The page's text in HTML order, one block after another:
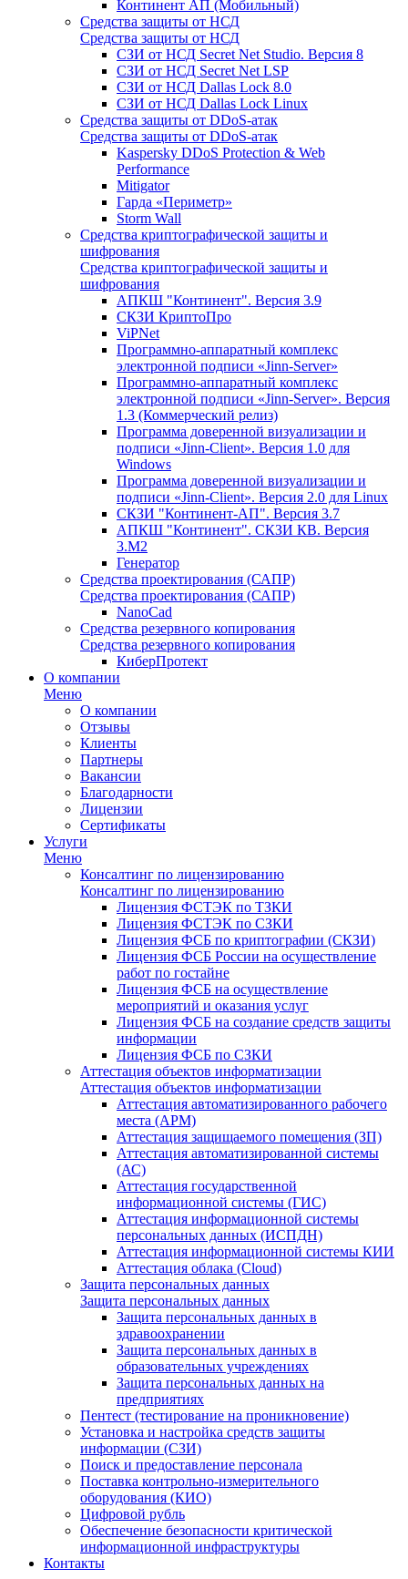
Континент АП (Мобильный)
Средства защиты от НСД
Средства защиты от НСД
СЗИ от НСД Secret Net Studio. Версия 8
СЗИ от НСД Secret Net LSP
СЗИ от НСД Dallas Lock 8.0
СЗИ от НСД Dallas Lock Linux
Средства защиты от DDoS-атак
Средства защиты от DDoS-атак
Kaspersky DDoS Protection & Web
Performance
Mitigator
Гарда «Периметр»
Storm Wall
Средства криптографической защиты и
шифрования
Средства криптографической защиты и
шифрования
АПКШ "Континент". Версия 3.9
СКЗИ КриптоПро
ViPNet
Программно-аппаратный комплекс
электронной подписи «Jinn-Server»
Программно-аппаратный комплекс
электронной подписи «Jinn-Server». Версия
1.3 (Коммерческий релиз)
Программа доверенной визуализации и
подписи «Jinn-Client». Версия 1.0 для
Windows
Программа доверенной визуализации и
подписи «Jinn-Client». Версия 2.0 для Linux
СКЗИ "Континент-АП". Версия 3.7
АПКШ "Континент". СКЗИ КВ. Версия
3.М2
Генератор
Средства проектирования (САПР)
Средства проектирования (САПР)
NanoCad
Средства резервного копирования
Средства резервного копирования
КиберПротект
О компании
Меню
О компании
Отзывы
Клиенты
Партнеры
Вакансии
Благодарности
Лицензии
Сертификаты
Услуги
Меню
Консалтинг по лицензированию
Консалтинг по лицензированию
Лицензия ФСТЭК по ТЗКИ
Лицензия ФСТЭК по СЗКИ
Лицензия ФСБ по криптографии (СКЗИ)
Лицензия ФСБ России на осуществление
работ по гостайне
Лицензия ФСБ на осуществление
мероприятий и оказания услуг
Лицензия ФСБ на создание средств защиты
информации
Лицензия ФСБ по СЗКИ
Аттестация объектов информатизации
Аттестация объектов информатизации
Аттестация автоматизированного рабочего
места (АРМ)
Аттестация защищаемого помещения (ЗП)
Аттестация автоматизированной системы
(АС)
Аттестация государственной
информационной системы (ГИС)
Аттестация информационной системы
персональных данных (ИСПДН)
Аттестация информационной системы КИИ
Аттестация облака (Cloud)
Защита персональных данных
Защита персональных данных
Защита персональных данных в
здравоохранении
Защита персональных данных в
образовательных учреждениях
Защита персональных данных на
предприятиях
Пентест (тестирование на проникновение)
Установка и настройка средств защиты
информации (СЗИ)
Поиск и предоставление персонала
Поставка контрольно-измерительного
оборудования (КИО)
Цифровой рубль
Обеспечение безопасности критической
информационной инфраструктуры
Контакты